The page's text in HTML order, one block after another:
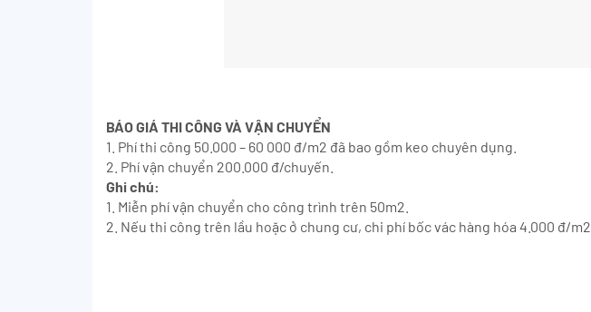
BÁO GIÁ THI CÔNG VÀ VẬN CHUYỂN
1. Phí thi công 50.000 – 60 000 đ/m2 đã bao gồm keo chuyên dụng.
2. Phí vận chuyển 200.000 đ/chuyến.
Ghi chú:
1. Miễn phí vận chuyển cho công trình trên 50m2.
2. Nếu thi công trên lầu hoặc ở chung cư, chi phí bốc vác hàng hóa 4.000 đ/m2